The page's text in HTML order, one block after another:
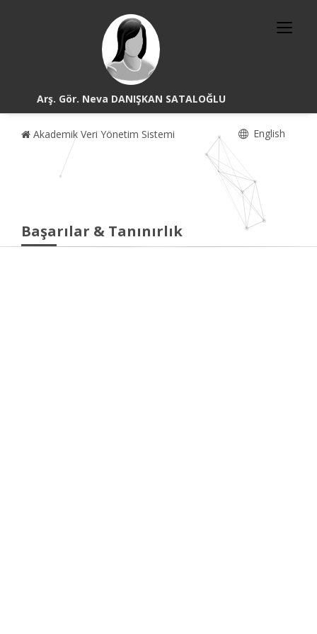
Arş. Gör. Neva DANIŞKAN SATALOĞLU
Akademik Veri Yönetim Sistemi English
Başarılar & Tanınırlık